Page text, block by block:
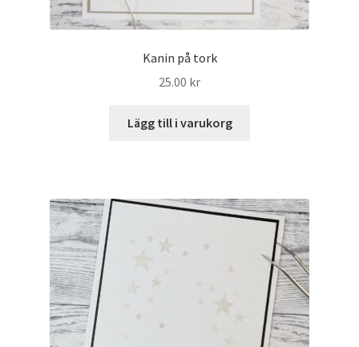
Kanin på tork
25.00 kr
Lägg till i varukorg